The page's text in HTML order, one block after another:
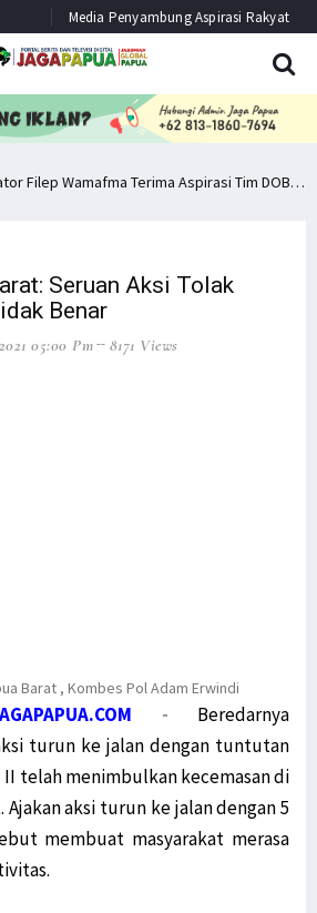
Media Penyambung Aspirasi Rakyat
Senator Filep Wamafma Terima Aspirasi Tim DOB Manokwari Barat
Seruan Aksi Tolak
Benar
05:00 Pm 8171 Views
Barat , Kombes Pol Adam Erwindi
- Beredarnya
turun ke jalan dengan tuntutan
telah menimbulkan kecemasan di
Ajakan aksi turun ke jalan dengan 5
membuat masyarakat merasa